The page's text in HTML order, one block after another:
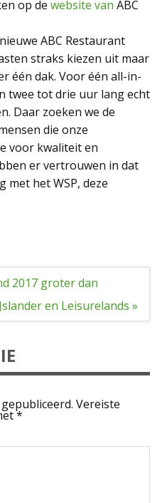
op de website van ABC
ABC Restaurant
straks kiezen uit maar
één dak. Voor één all-in-
twee tot drie uur lang echt
Daar zoeken we de
die onze
voor kwaliteit en
er vertrouwen in dat
met het WSP, deze
2017 groter dan
en Leisurelands »
Vereiste
*